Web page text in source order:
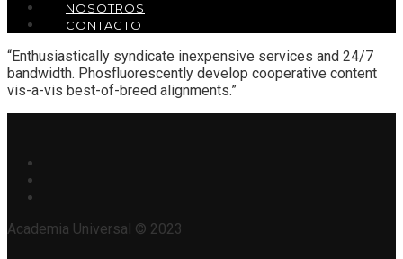
NOSOTROS
CONTACTO
“Enthusiastically syndicate inexpensive services and 24/7
bandwidth. Phosfluorescently develop cooperative content
vis-a-vis best-of-breed alignments.”
Academia Universal © 2023